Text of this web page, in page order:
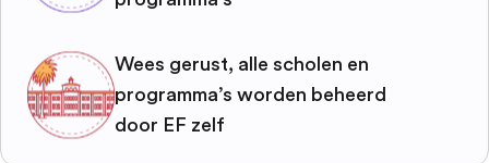
Wees gerust, alle scholen en
programma’s worden beheerd
door EF zelf